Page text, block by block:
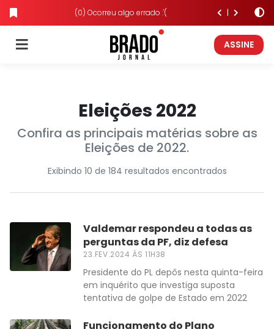
(0) Ocorreu algo errado :'(
ASSINE
Eleições 2022
Confira as principais matérias sobre as
Eleições de 2022.
Exibindo 10 de 184 resultados encontrados
Valdemar respondeu a todas as
perguntas da PF, diz defesa
23.FEV.2024 ÀS 11H38
Presidente do PL depôs nesta quinta-feira
em inquérito que investiga suposta
tentativa de golpe de Estado em 2022
Funcionamento do Plano